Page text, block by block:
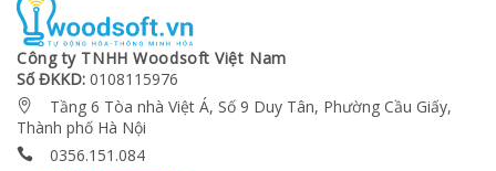
Công ty TNHH Woodsoft Việt Nam
Số ĐKKD: 0108115976

Tầng 6 Tòa nhà Việt Á, Số 9 Duy Tân, Phường Cầu Giấy,
Thành phố Hà Nội
 0356.151.084